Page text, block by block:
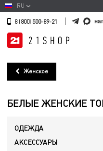
RU
8 (800) 500-89-21
Женское
БЕЛЫЕ ЖЕНСКИЕ
ОДЕЖДА
АКСЕССУАРЫ